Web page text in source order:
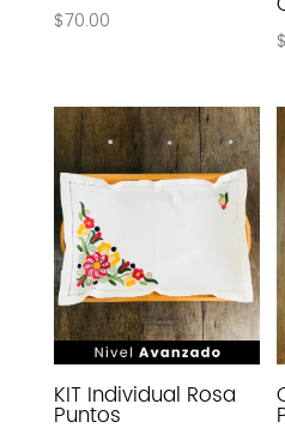
$70.00
$
KIT Individual Rosa
Puntos